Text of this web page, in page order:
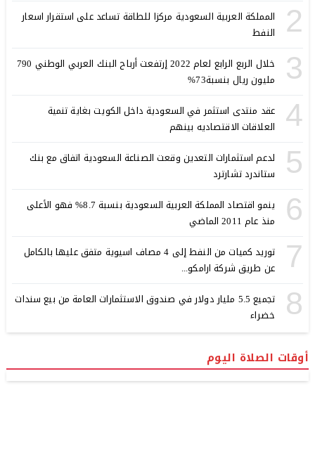
2
المملكة العربية السعودية مركزا للطاقة تساعد على استقرار اسعار
النفط
3
خلال الربع الرابع لعام 2022 إرتفعت أرباح البنك العربي الوطني 790
مليون ريال بنسبة73%
4
عقد منتدى استثمر في السعودية داخل الكويت بغاية تنمية
العلاقات الاقتصاديه بينهم
5
لدعم استثمارات التعدين وقعت الصناعة السعودية اتفاق مع بنك
ستاندرد تشارترد
6
ينمو اقتصاد المملكة العربية السعودية بنسبة 8.7% فهو الأعلى
منذ عام 2011 الماضي
7
توريد كميات من النفط إلى 4 مصاف اسيوية متفق عليها بالكامل
عن طريق شركة ارامكو...
8
تجميع 5.5 مليار دولار في صندوق الاستثمارات العامة من بيع سندات
خضراء
أوقات الصلاة اليوم